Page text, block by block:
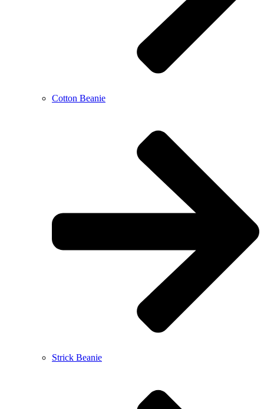
Cotton Beanie
Strick Beanie